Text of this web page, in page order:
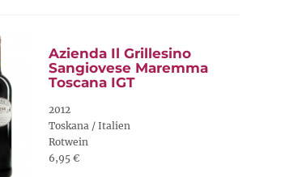
Azienda Il Grillesino
Sangiovese Maremma
Toscana IGT
2012
Toskana / Italien
Rotwein
6,95 €